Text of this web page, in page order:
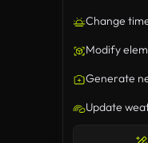
Change
Modify
Generate
Update